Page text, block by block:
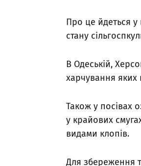
Про це йдеться
стану
В Одеській,
харчування яких
Також у посівах
у крайових
видами клопів.
Для збереження